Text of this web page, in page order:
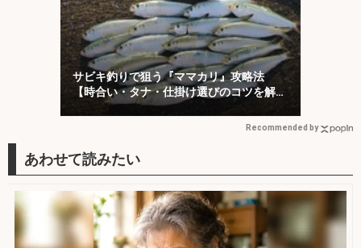
サビキ釣りで狙う『ママカリ』攻略法
【時合い・タナ・仕掛け選びのコツを解
説】
Recommended by